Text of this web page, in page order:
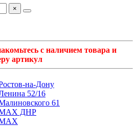
×
с наличием товара и
артикул
на-Дону
52/16
61
MAX ДНР